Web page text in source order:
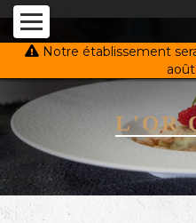
Notre établissement
L'OR